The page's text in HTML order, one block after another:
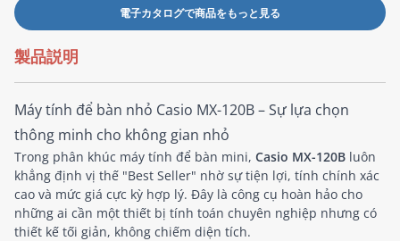
電子カタログで商品をもっと見る
製品説明
Máy tính để bàn nhỏ Casio MX-120B – Sự lựa chọn
thông minh cho không gian nhỏ
Trong phân khúc máy tính để bàn mini, Casio MX-120B luôn
khẳng định vị thế "Best Seller" nhờ sự tiện lợi, tính chính xác
cao và mức giá cực kỳ hợp lý. Đây là công cụ hoàn hảo cho
những ai cần một thiết bị tính toán chuyên nghiệp nhưng có
thiết kế tối giản, không chiếm diện tích.